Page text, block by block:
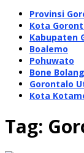
Provinsi
Kota
Kabupaten
Boalemo
Pohuwato
Bone
Gorontalo
Kota
Tag: